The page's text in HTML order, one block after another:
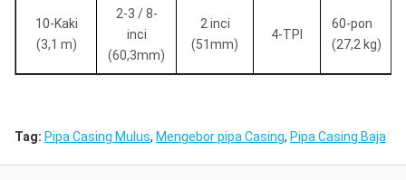
10-Kaki
(3,1 m)
2-3 / 8-
inci
(60,3mm)
2 inci
(51mm)
4-TPI
60-pon
(27,2 kg)
Tag: Pipa Casing Mulus, Mengebor pipa Casing, Pipa Casing Baja